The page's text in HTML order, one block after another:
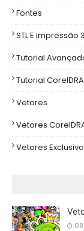
Fontes
STL E Impressão
Tutorial
Tutorial
Vetores
Vetores
Vetores